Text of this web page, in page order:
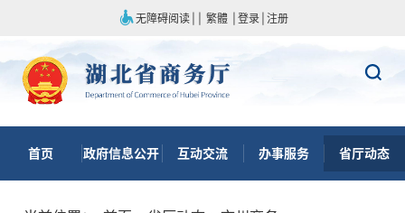
无障碍阅读 繁體 登录 注册
首页 政府信息公开 互动交流 办事服务 省厅动态